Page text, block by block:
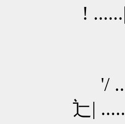
' '